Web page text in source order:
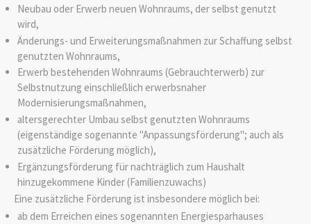
Neubau oder Erwerb neuen Wohnraums, der selbst genutzt
wird,
Änderungs- und Erweiterungsmaßnahmen zur Schaffung selbst
genutzten Wohnraums,
Erwerb bestehenden Wohnraums (Gebrauchterwerb) zur
Selbstnutzung einschließlich erwerbsnaher
Modernisierungsmaßnahmen,
altersgerechter Umbau selbst genutzten Wohnraums
(eigenständige sogenannte "Anpassungsförderung"; auch als
zusätzliche Förderung möglich),
Ergänzungsförderung für nachträglich zum Haushalt
hinzugekommene Kinder (Familienzuwachs)
Eine zusätzliche Förderung ist insbesondere möglich bei:
ab dem Erreichen eines sogenannten Energiesparhauses